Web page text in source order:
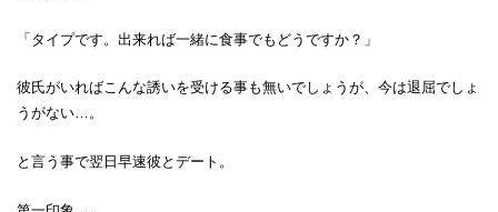
「タイプです。出来れば一緒に食事でもどうですか？」
彼氏がいればこんな誘いを受ける事も無いでしょうが、今は退屈でしょ
うがない…。
と言う事で翌日早速彼とデート。